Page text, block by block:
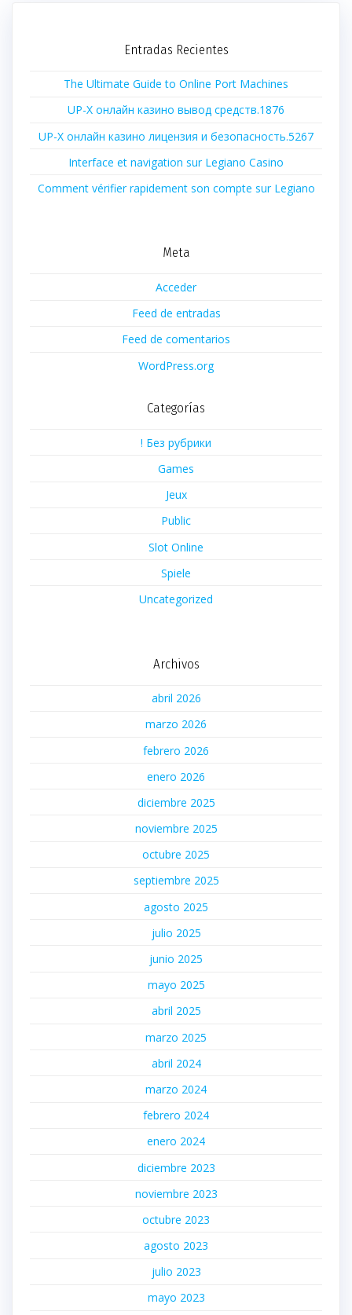
Entradas Recientes
The Ultimate Guide to Online Port Machines
UP-X онлайн казино вывод средств.1876
UP-X онлайн казино лицензия и безопасность.5267
Interface et navigation sur Legiano Casino
Comment vérifier rapidement son compte sur Legiano
Meta
Acceder
Feed de entradas
Feed de comentarios
WordPress.org
Categorías
! Без рубрики
Games
Jeux
Public
Slot Online
Spiele
Uncategorized
Archivos
abril 2026
marzo 2026
febrero 2026
enero 2026
diciembre 2025
noviembre 2025
octubre 2025
septiembre 2025
agosto 2025
julio 2025
junio 2025
mayo 2025
abril 2025
marzo 2025
abril 2024
marzo 2024
febrero 2024
enero 2024
diciembre 2023
noviembre 2023
octubre 2023
agosto 2023
julio 2023
mayo 2023